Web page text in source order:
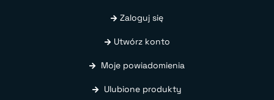
Zaloguj się
Utwórz konto
Moje powiadomienia
Ulubione produkty